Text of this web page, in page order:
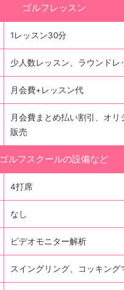
ゴルフレッスン
1レッスン30分
少人数レッスン、ラウンドレ
月会費+レッスン代
月会費まとめ払い割引、オリ
販売
ゴルフスクールの設備など
4打席
なし
ビデオモニター解析
スイングリング、コッキング